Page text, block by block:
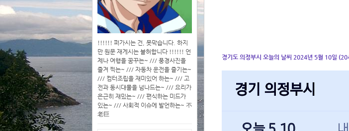
!!!!!! 퍼가시는 건, 못막습니다. 하지
만 원문 재게시는 불허합니다 !!!!!! 언
제나 여행을 꿈꾸는~ /// 풍경사진을
즐겨 찍는~ /// 자동차 운전을 즐기는~
/// 컴터조립을 재미있어 하는~ /// 고
전과 동시대물을 넘나드는~ /// 요리가
은근히 재밌는~ /// 편식하는 미드가
있는~ /// 사회적 이슈에 발언하는~ 不
老巨
경기도 의정부시 오늘의 날씨 2024년 5월 10일